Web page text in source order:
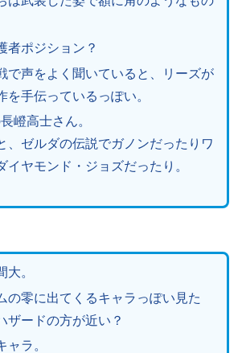
者ポジション？
で声をよく聞いていると、リーズが
を手伝っているっぽい。
嶝高士さん。
、ゼルダの伝説でガノンだったりワ
イヤモンド・ジョズだったり。
大。
の零に出てくるキャラっぽい見た
ザードの方が近い？
ャラ。